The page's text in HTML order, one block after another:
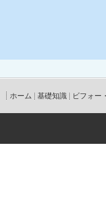
ホーム 基礎知識 ビフォー